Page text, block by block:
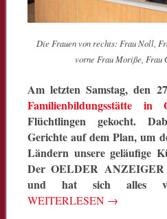
Die Frauen von rechts: Frau Noll,
vorne Frau Moriße, Frau
Am letzten Samstag, den
Familienbildungsstätte in
Flüchtlingen gekocht.
Gerichte auf dem Plan, um
Ländern unsere geläufige
Der OELDER
und hat sich alles
WEITERLESEN →